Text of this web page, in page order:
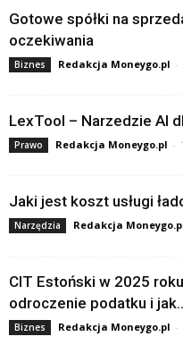
Gotowe spółki na
oczekiwania
Biznes Redakcja Moneygo.pl -
LexTool – Narzedzie AI
Prawo Redakcja Moneygo.pl -
Jaki jest koszt usługi
Narzędzia Redakcja
CIT Estoński w 2025
odroczenie podatku i
Biznes Redakcja Moneygo.pl -